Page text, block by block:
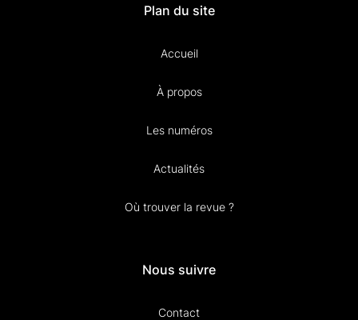
Plan du site
Accueil
À propos
Les numéros
Actualités
Où trouver la revue ?
Nous suivre
Contact